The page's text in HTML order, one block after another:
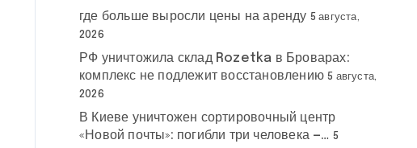
где больше выросли цены на аренду 5 августа,
2026
РФ уничтожила склад Rozetka в Броварах:
комплекс не подлежит восстановлению 5 августа,
2026
В Киеве уничтожен сортировочный центр
«Новой почты»: погибли три человека —… 5